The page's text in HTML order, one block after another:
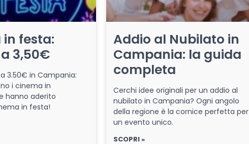
festa:
3,50€
3.50€ in Campania:
i cinema in
hanno aderito
in festa!
Addio al Nubilato in
Campania: la guida
completa
Cerchi idee originali per un addio al
nubilato in Campania? Ogni angolo
della regione è la cornice perfetta per
un evento unico.
SCOPRI »